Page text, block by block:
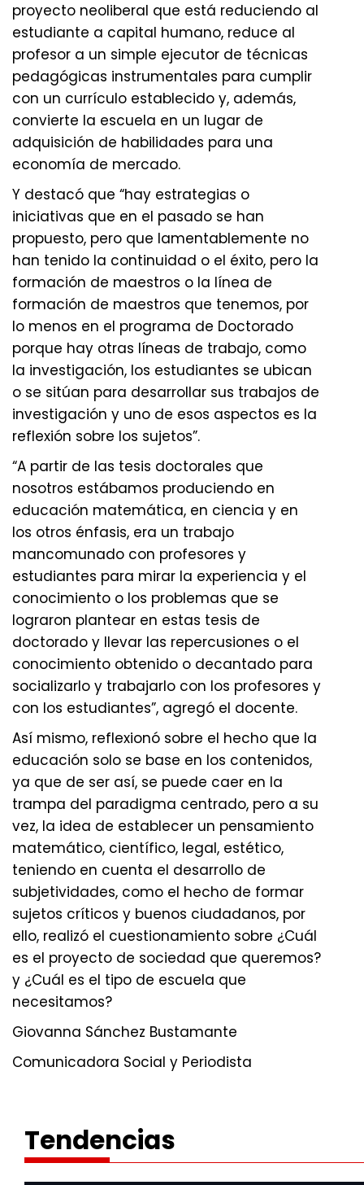
proyecto neoliberal que está reduciendo al
estudiante a capital humano, reduce al
profesor a un simple ejecutor de técnicas
pedagógicas instrumentales para cumplir
con un currículo establecido y, además,
convierte la escuela en un lugar de
adquisición de habilidades para una
economía de mercado.
Y destacó que “hay estrategias o
iniciativas que en el pasado se han
propuesto, pero que lamentablemente no
han tenido la continuidad o el éxito, pero la
formación de maestros o la línea de
formación de maestros que tenemos, por
lo menos en el programa de Doctorado
porque hay otras líneas de trabajo, como
la investigación, los estudiantes se ubican
o se sitúan para desarrollar sus trabajos de
investigación y uno de esos aspectos es la
reflexión sobre los sujetos”.
“A partir de las tesis doctorales que
nosotros estábamos produciendo en
educación matemática, en ciencia y en
los otros énfasis, era un trabajo
mancomunado con profesores y
estudiantes para mirar la experiencia y el
conocimiento o los problemas que se
lograron plantear en estas tesis de
doctorado y llevar las repercusiones o el
conocimiento obtenido o decantado para
socializarlo y trabajarlo con los profesores y
con los estudiantes”, agregó el docente.
Así mismo, reflexionó sobre el hecho que la
educación solo se base en los contenidos,
ya que de ser así, se puede caer en la
trampa del paradigma centrado, pero a su
vez, la idea de establecer un pensamiento
matemático, científico, legal, estético,
teniendo en cuenta el desarrollo de
subjetividades, como el hecho de formar
sujetos críticos y buenos ciudadanos, por
ello, realizó el cuestionamiento sobre ¿Cuál
es el proyecto de sociedad que queremos?
y ¿Cuál es el tipo de escuela que
necesitamos?
Giovanna Sánchez Bustamante
Comunicadora Social y Periodista
Tendencias